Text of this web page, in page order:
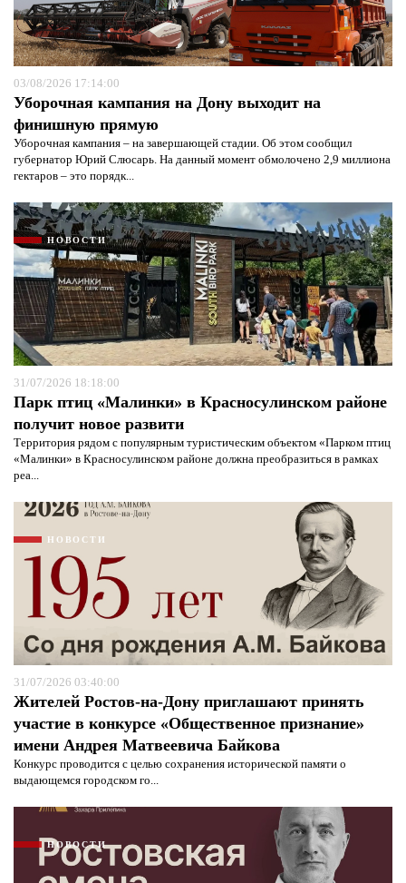
03/08/2026 17:14:00
Уборочная кампания на Дону выходит на
финишную прямую
Уборочная кампания – на завершающей стадии. Об этом сообщил
губернатор Юрий Слюсарь. На данный момент обмолочено 2,9 миллиона
гектаров – это порядк...
НОВОСТИ
31/07/2026 18:18:00
Парк птиц «Малинки» в Красносулинском районе
получит новое развити
Территория рядом с популярным туристическим объектом «Парком птиц
«Малинки» в Красносулинском районе должна преобразиться в рамках
реа...
НОВОСТИ
31/07/2026 03:40:00
Жителей Ростов-на-Дону приглашают принять
участие в конкурсе «Общественное признание»
имени Андрея Матвеевича Байкова
Конкурс проводится с целью сохранения исторической памяти о
выдающемся городском го...
НОВОСТИ
Я согласен сполитикой конфиденциальности и
защиты информации*
Я согласен сполитикой конфиденциальности и